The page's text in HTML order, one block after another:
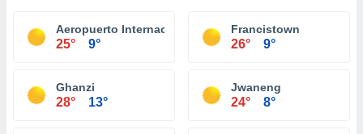
Aeropuerto Internacional Sir Seretse Khama
25° 9°
Francistown
26° 9°
Ghanzi
28° 13°
Jwaneng
24° 8°